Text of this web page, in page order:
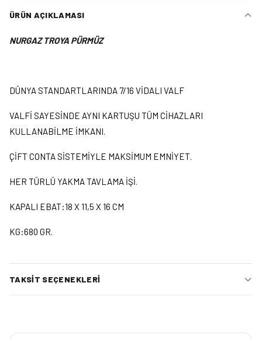
ÜRÜN AÇIKLAMASI
NURGAZ TROYA PÜRMÜZ
DÜNYA STANDARTLARINDA 7/16 VİDALI VALF
VALFİ SAYESİNDE AYNI KARTUŞU TÜM CİHAZLARI
KULLANABİLME İMKANI.
ÇİFT CONTA SİSTEMİYLE MAKSİMUM EMNİYET.
HER TÜRLÜ YAKMA TAVLAMA İŞİ.
KAPALI EBAT:18 X 11,5 X 16 CM
KG:680 GR.
TAKSIT SEÇENEKLERI